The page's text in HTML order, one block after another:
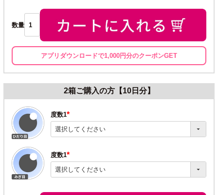
数量
アプリダウンロードで1,000円分のクーポンGET
2箱ご購入の方【10日分】
度数1
(必
須)
度数1
(必
須)